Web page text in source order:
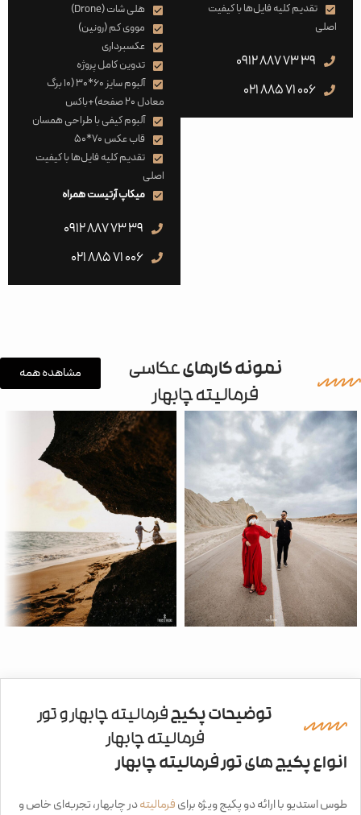
تقدیم کلیه فایل‌ها با کیفیت
اصلی
39 73 887 0912
006 71 885 021
هلی شات (Drone)
مووی کم (رونین)
عکسبرداری
تدوین کامل پروژه
آلبوم سایز 60*30 (۱۰ برگ
معادل ۲۰ صفحه)+باکس
آلبوم کیفی با طراحی همسان
قاب عکس 70*50
تقدیم کلیه فایل‌ها با کیفیت
اصلی
میکاپ آرتیست همراه
39 73 887 0912
006 71 885 021
نمونه کارهایعکاسی
فرمالیته چابهار
مشاهده همه
توضیحات پکیجفرمالیته چابهار و تور
فرمالیته چابهار
انواع پکیج های تور فرمالیته چابهار
طوس استدیو با ارائه دو پکیج ویژه برایفرمالیتهدر چابهار، تجربه‌ای خاص و